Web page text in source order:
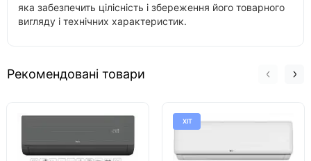
яка забезпечить цілісність і збереження його товарного
вигляду і технічних характеристик.
Рекомендовані товари
ХІТ